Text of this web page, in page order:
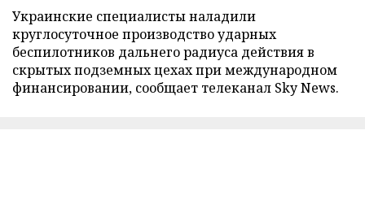
Украинские специалисты наладили
круглосуточное производство ударных
беспилотников дальнего радиуса действия в
скрытых подземных цехах при международном
финансировании, сообщает телеканал Sky News.